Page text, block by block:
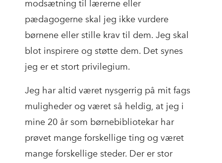
modsætning til lærerne eller
pædagogerne skal jeg ikke vurdere
børnene eller stille krav til dem. Jeg skal
blot inspirere og støtte dem. Det synes
jeg er et stort privilegium.
Jeg har altid været nysgerrig på mit fags
muligheder og været så heldig, at jeg i
mine 20 år som børnebibliotekar har
prøvet mange forskellige ting og været
mange forskellige steder. Der er stor